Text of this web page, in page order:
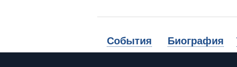
События Биография